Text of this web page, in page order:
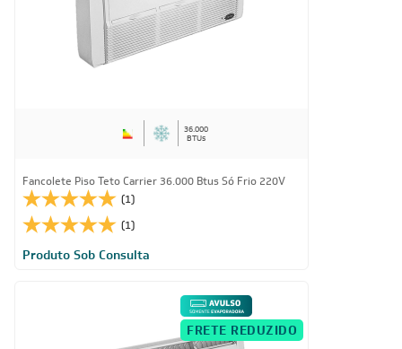
36.000
BTUs
Fancolete Piso Teto Carrier 36.000 Btus Só Frio 220V
(1)
(1)
Produto Sob Consulta
FRETE REDUZIDO